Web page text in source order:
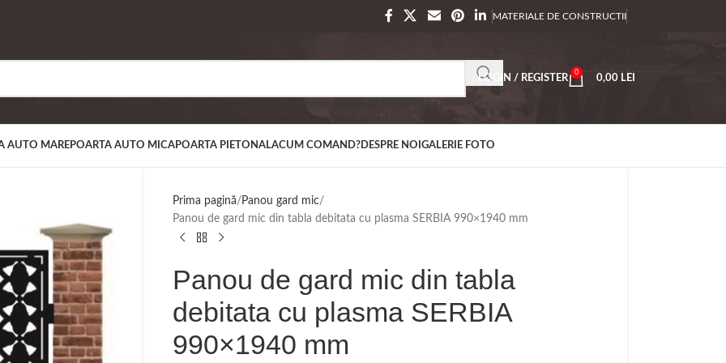
MATERIALE DE CONSTRUCTII
LOGIN / REGISTER
0
0,00 LEI
AUTO MAREPOARTA AUTO MICAPOARTA PIETONALACUM COMAND?DESPRE NOI GALERIE FOTO
Prima pagină
Panou gard mic
Panou de gard mic din tabla debitata cu plasma SERBIA 990×1940 mm
Panou de gard mic din tabla
debitata cu plasma SERBIA
990×1940 mm